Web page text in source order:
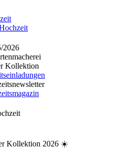
2026
Kollektion
Kollektion 2026 ☀️